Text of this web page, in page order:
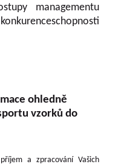
managementu
ohledně
vzorků do
a zpracování Vašich